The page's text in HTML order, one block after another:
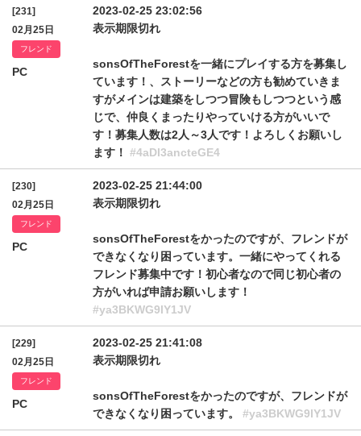
[231]
02月25日
フレンド
PC
2023-02-25 23:02:56
表示期限切れ
sonsOfTheForestを一緒にプレイする方を募集し
ています！、ストーリーなどの方も勧めていきま
すがメインは建築をしつつ冒険もしつつという感
じで、仲良くまったりやっていける方がいいで
す！募集人数は2人～3人です！よろしくお願いし
ます！ #4aDI3ancteGE4
[230]
02月25日
フレンド
PC
2023-02-25 21:44:00
表示期限切れ
sonsOfTheForestをかったのですが、フレンドが
できなくなり困っています。一緒にやってくれる
フレンド募集中です！初心者なので同じ初心者の
方がいれば申請お願いします！
#ya3BKWG9lY1JV
[229]
02月25日
フレンド
PC
2023-02-25 21:41:08
表示期限切れ
sonsOfTheForestをかったのですが、フレンドが
できなくなり困っています。 #ya3BKWG9lY1JV